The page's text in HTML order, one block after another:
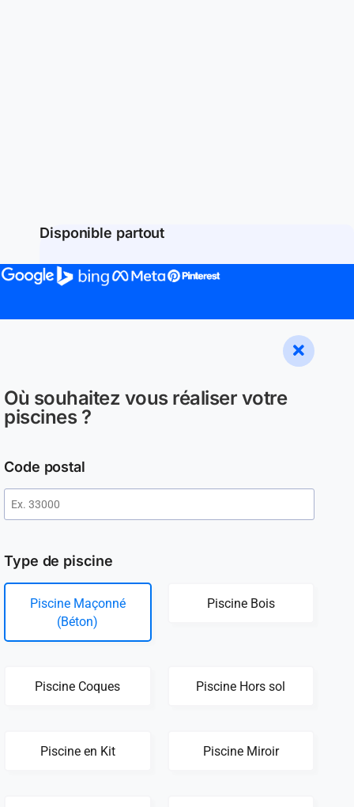
Disponible partout
Où souhaitez vous réaliser votre
piscines ?
Code postal
Type de piscine
Piscine Maçonné
(Béton)
Piscine Bois
Piscine Coques Piscine Hors sol
Piscine en Kit Piscine Miroir